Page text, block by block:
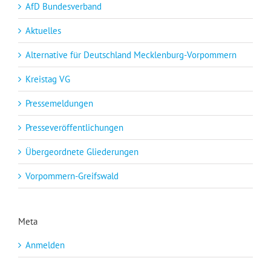
AfD Bundesverband
Aktuelles
Alternative für Deutschland Mecklenburg-Vorpommern
Kreistag VG
Pressemeldungen
Presseveröffentlichungen
Übergeordnete Gliederungen
Vorpommern-Greifswald
Meta
Anmelden